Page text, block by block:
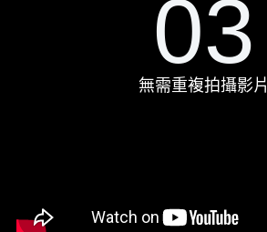
03
無需重複拍攝影片